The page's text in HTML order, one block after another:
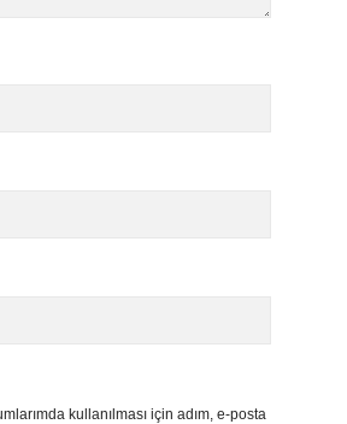
kullanılması için adım, e-posta